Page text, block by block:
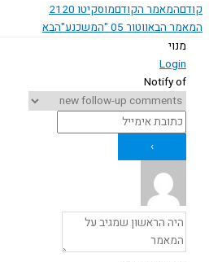
המאמר הקודםמוסקיטו 2120
הבאווטור 05 "המשכנע"
הבא
Notify